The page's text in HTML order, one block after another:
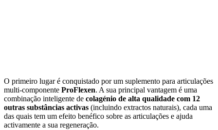
O primeiro lugar é conquistado por um suplemento para articulações
multi-componente ProFlexen. A sua principal vantagem é uma
combinação inteligente de colagénio de alta qualidade com 12
outras substâncias activas (incluindo extractos naturais), cada uma
das quais tem um efeito benéfico sobre as articulações e ajuda
activamente a sua regeneração.